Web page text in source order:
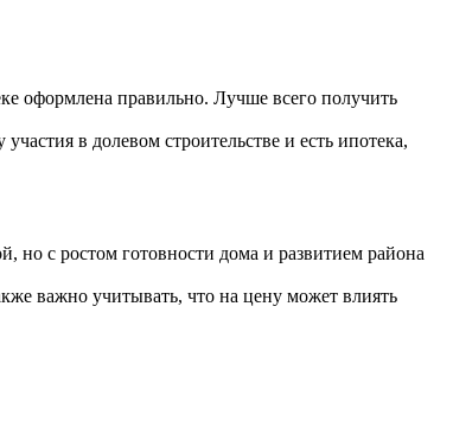
оформлена правильно. Лучше всего получить
в долевом строительстве и есть ипотека,
но с ростом готовности дома и развитием района
важно учитывать, что на цену может влиять